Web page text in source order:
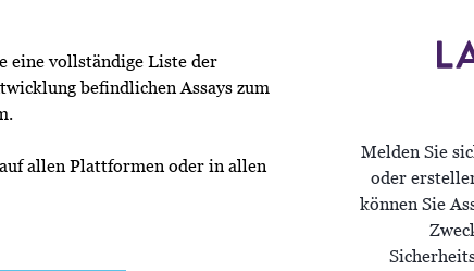
eine vollständige Liste der
befindlichen Assays zum
allen Plattformen oder in allen
Melden Sie
oder
können Sie